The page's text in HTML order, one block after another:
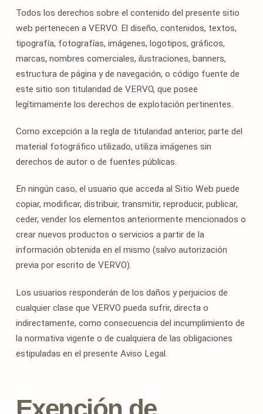
Todos los derechos sobre el contenido del presente sitio
web pertenecen a VERVO. El diseño, contenidos, textos,
tipografía, fotografías, imágenes, logotipos, gráficos,
marcas, nombres comerciales, ilustraciones, banners,
estructura de página y de navegación, o código fuente de
este sitio son titularidad de VERVO, que posee
legítimamente los derechos de explotación pertinentes.
Como excepción a la regla de titularidad anterior, parte del
material fotográfico utilizado, utiliza imágenes sin
derechos de autor o de fuentes públicas.
En ningún caso, el usuario que acceda al Sitio Web puede
copiar, modificar, distribuir, transmitir, reproducir, publicar,
ceder, vender los elementos anteriormente mencionados o
crear nuevos productos o servicios a partir de la
información obtenida en el mismo (salvo autorización
previa por escrito de VERVO).
Los usuarios responderán de los daños y perjuicios de
cualquier clase que VERVO pueda sufrir, directa o
indirectamente, como consecuencia del incumplimiento de
la normativa vigente o de cualquiera de las obligaciones
estipuladas en el presente Aviso Legal.
Exención de